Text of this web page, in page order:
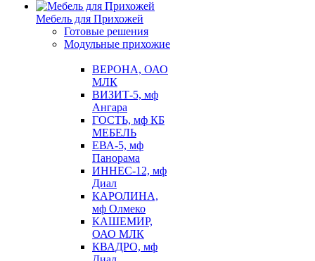
Мебель для Прихожей
Готовые решения
Модульные прихожие
ВЕРОНА, ОАО
МЛК
ВИЗИТ-5, мф
Ангара
ГОСТЬ, мф КБ
МЕБЕЛЬ
ЕВА-5, мф
Панорама
ИННЕС-12, мф
Диал
КАРОЛИНА,
мф Олмеко
КАШЕМИР,
ОАО МЛК
КВАДРО, мф